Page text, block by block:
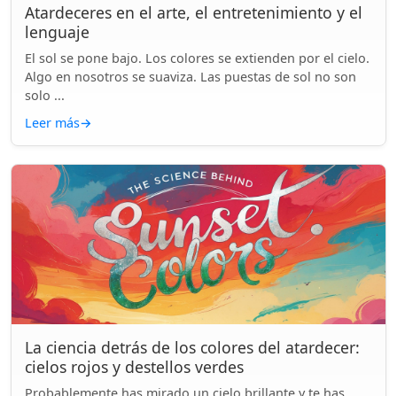
Atardeceres en el arte, el entretenimiento y el
lenguaje
El sol se pone bajo. Los colores se extienden por el cielo.
Algo en nosotros se suaviza. Las puestas de sol no son
solo ...
Leer más→
La ciencia detrás de los colores del atardecer:
cielos rojos y destellos verdes